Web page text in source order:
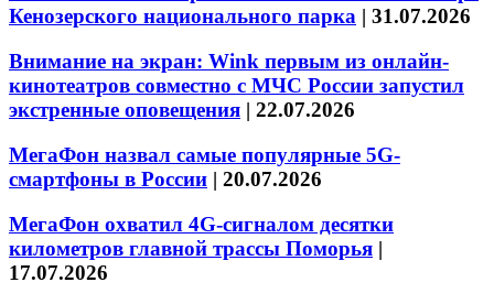
Кенозерского национального парка | 31.07.2026
Внимание на экран: Wink первым из онлайн-
кинотеатров совместно с МЧС России запустил
экстренные оповещения | 22.07.2026
МегаФон назвал самые популярные 5G-
смартфоны в России | 20.07.2026
МегаФон охватил 4G-сигналом десятки
километров главной трассы Поморья |
17.07.2026